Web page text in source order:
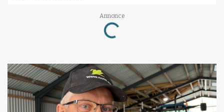
Annonce
Loading...